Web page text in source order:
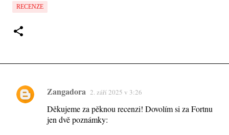
RECENZE
K
Zangadora 2. září 2025 v 3:26
Děkujeme za pěknou recenzi! Dovolím si za Fortnu
jen dvě poznámky: